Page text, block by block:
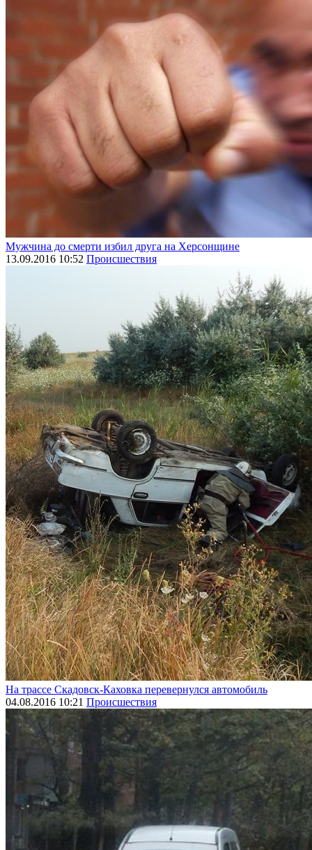
Мужчина до смерти избил друга на Херсонщине
13.09.2016 10:52 Происшествия
На трассе Скадовск-Каховка перевернулся автомобиль
04.08.2016 10:21 Происшествия